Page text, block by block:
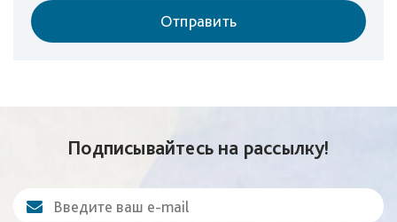
Отправить
Подписывайтесь на рассылку!